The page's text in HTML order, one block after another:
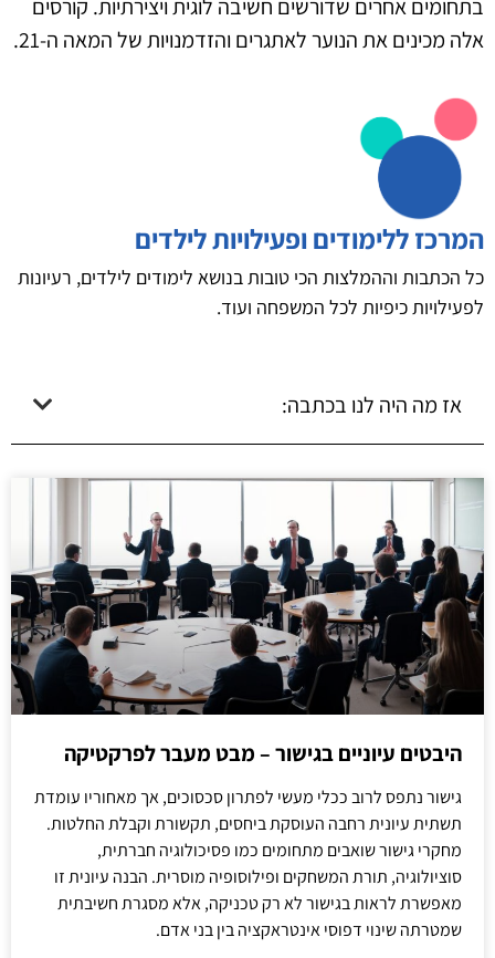
בתחומים אחרים שדורשים חשיבה לוגית ויצירתיות. קורסים
אלה מכינים את הנוער לאתגרים והזדמנויות של המאה ה-21.
המרכז ללימודים ופעילויות לילדים
כל הכתבות וההמלצות הכי טובות בנושא לימודים לילדים, רעיונות
לפעילויות כיפיות לכל המשפחה ועוד.
אז מה היה לנו בכתבה:
היבטים עיוניים בגישור – מבט מעבר לפרקטיקה
גישור נתפס לרוב ככלי מעשי לפתרון סכסוכים, אך מאחוריו עומדת
תשתית עיונית רחבה העוסקת ביחסים, תקשורת וקבלת החלטות.
מחקרי גישור שואבים מתחומים כמו פסיכולוגיה חברתית,
סוציולוגיה, תורת המשחקים ופילוסופיה מוסרית. הבנה עיונית זו
מאפשרת לראות בגישור לא רק טכניקה, אלא מסגרת חשיבתית
שמטרתה שינוי דפוסי אינטראקציה בין בני אדם.